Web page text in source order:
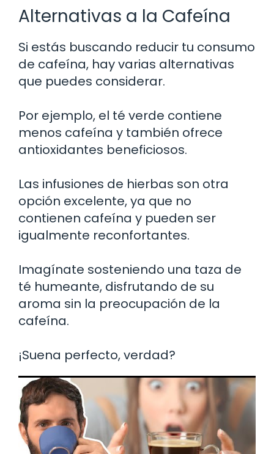
Alternativas a la Cafeína
Si estás buscando reducir tu consumo
de cafeína, hay varias alternativas
que puedes considerar.
Por ejemplo, el té verde contiene
menos cafeína y también ofrece
antioxidantes beneficiosos.
Las infusiones de hierbas son otra
opción excelente, ya que no
contienen cafeína y pueden ser
igualmente reconfortantes.
Imagínate sosteniendo una taza de
té humeante, disfrutando de su
aroma sin la preocupación de la
cafeína.
¡Suena perfecto, verdad?